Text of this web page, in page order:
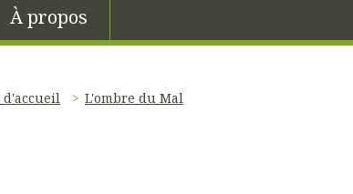
À propos
d'accueil L'ombre du Mal